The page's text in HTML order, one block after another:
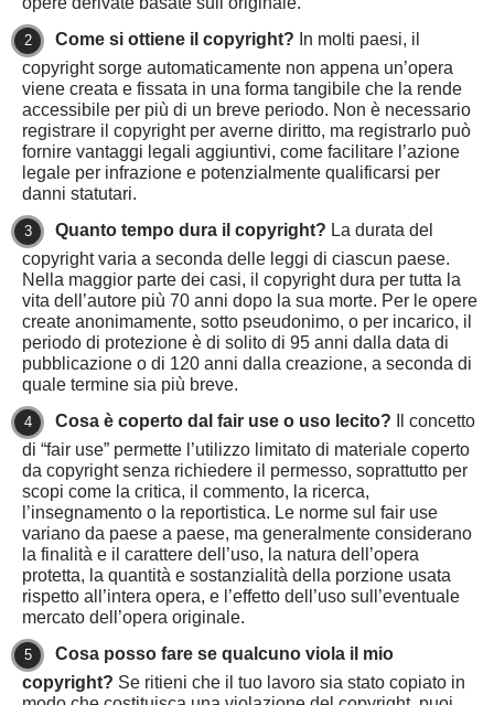
Come si ottiene il copyright? In molti paesi, il
copyright sorge automaticamente non appena un’opera
viene creata e fissata in una forma tangibile che la rende
accessibile per più di un breve periodo. Non è necessario
registrare il copyright per averne diritto, ma registrarlo può
fornire vantaggi legali aggiuntivi, come facilitare l’azione
legale per infrazione e potenzialmente qualificarsi per
danni statutari.
Quanto tempo dura il copyright? La durata del
copyright varia a seconda delle leggi di ciascun paese.
Nella maggior parte dei casi, il copyright dura per tutta la
vita dell’autore più 70 anni dopo la sua morte. Per le opere
create anonimamente, sotto pseudonimo, o per incarico, il
periodo di protezione è di solito di 95 anni dalla data di
pubblicazione o di 120 anni dalla creazione, a seconda di
quale termine sia più breve.
Cosa è coperto dal fair use o uso lecito? Il concetto
di “fair use” permette l’utilizzo limitato di materiale coperto
da copyright senza richiedere il permesso, soprattutto per
scopi come la critica, il commento, la ricerca,
l’insegnamento o la reportistica. Le norme sul fair use
variano da paese a paese, ma generalmente considerano
la finalità e il carattere dell’uso, la natura dell’opera
protetta, la quantità e sostanzialità della porzione usata
rispetto all’intera opera, e l’effetto dell’uso sull’eventuale
mercato dell’opera originale.
Cosa posso fare se qualcuno viola il mio
copyright? Se ritieni che il tuo lavoro sia stato copiato in